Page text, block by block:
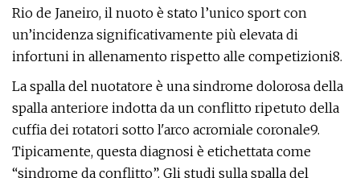
Rio de Janeiro, il nuoto è stato l’unico sport con
un’incidenza significativamente più elevata di
infortuni in allenamento rispetto alle competizioni8.
La spalla del nuotatore è una sindrome dolorosa della
spalla anteriore indotta da un conflitto ripetuto della
cuffia dei rotatori sotto l'arco acromiale coronale9.
Tipicamente, questa diagnosi è etichettata come
“sindrome da conflitto”. Gli studi sulla spalla del